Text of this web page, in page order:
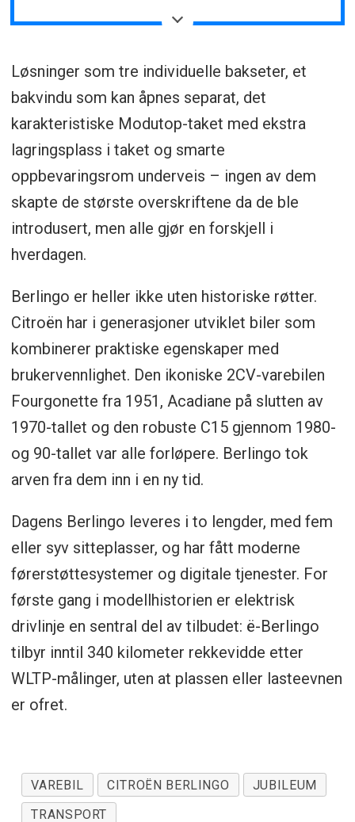
Personbilversjon Multispace: 1997
millioner
Solgt i: nærmere 90 land
Tilgjengelig i: lengdene M og XL
Sitteplasser: opptil syv
ë-Berlingo rekkevidde: inntil 340 km
(WLTP)
Produksjonsland: Spania, Portugal og
Storbritannia
Løsninger som tre individuelle bakseter, et
bakvindu som kan åpnes separat, det
karakteristiske Modutop-taket med ekstra
lagringsplass i taket og smarte
oppbevaringsrom underveis – ingen av dem
skapte de største overskriftene da de ble
introdusert, men alle gjør en forskjell i
hverdagen.
Berlingo er heller ikke uten historiske røtter.
Citroën har i generasjoner utviklet biler som
kombinerer praktiske egenskaper med
brukervennlighet. Den ikoniske 2CV-varebilen
Fourgonette fra 1951, Acadiane på slutten av
1970-tallet og den robuste C15 gjennom 1980-
og 90-tallet var alle forløpere. Berlingo tok
arven fra dem inn i en ny tid.
Dagens Berlingo leveres i to lengder, med fem
eller syv sitteplasser, og har fått moderne
førerstøttesystemer og digitale tjenester. For
første gang i modellhistorien er elektrisk
drivlinje en sentral del av tilbudet: ë-Berlingo
tilbyr inntil 340 kilometer rekkevidde etter
WLTP-målinger, uten at plassen eller lasteevnen
er ofret.
VAREBIL CITROËN BERLINGO
JUBILEUM
TRANSPORT